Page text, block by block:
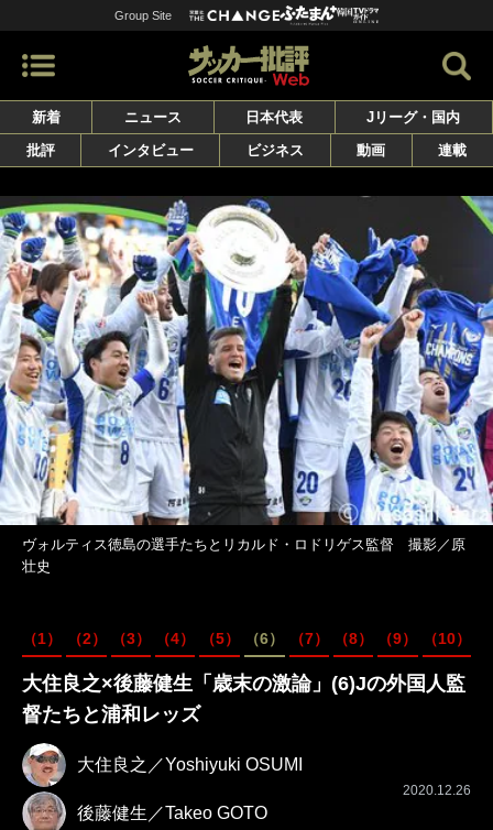
Group Site
新着 ニュース 日本代表
Jリーグ・国内
批評
インタビュー ビジネス 動画 連載
ヴォルティス徳島の選手たちとリカルド・ロドリゲス監督 撮影／原
壮史
（1） （2） （3） （4） （5） （6） （7） （8） （9） （10）
大住良之×後藤健生「歳末の激論」(6)Jの外国人監
督たちと浦和レッズ
大住良之／Yoshiyuki OSUMI
後藤健生／Takeo GOTO
2020.12.26